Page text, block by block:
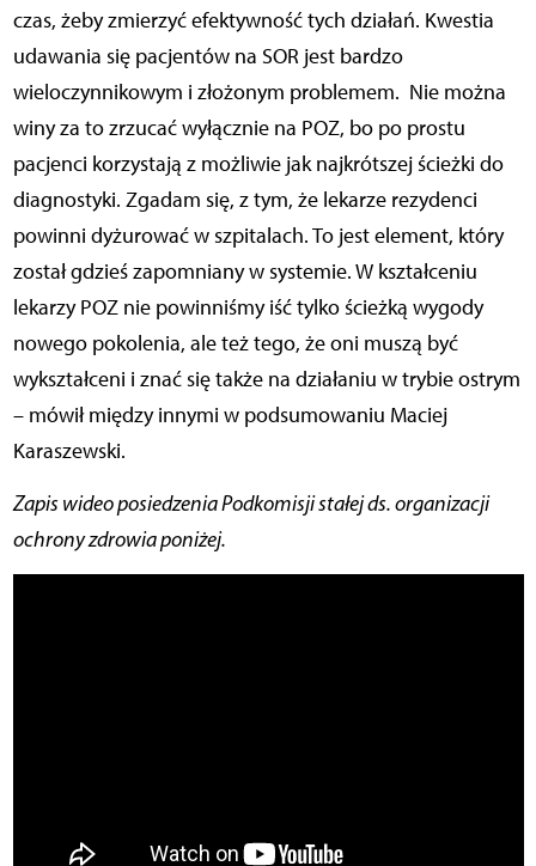
czas, żeby zmierzyć efektywność tych działań. Kwestia
udawania się pacjentów na SOR jest bardzo
wieloczynnikowym i złożonym problemem. Nie można
winy za to zrzucać wyłącznie na POZ, bo po prostu
pacjenci korzystają z możliwie jak najkrótszej ścieżki do
diagnostyki. Zgadam się, z tym, że lekarze rezydenci
powinni dyżurować w szpitalach. To jest element, który
został gdzieś zapomniany w systemie. W kształceniu
lekarzy POZ nie powinniśmy iść tylko ścieżką wygody
nowego pokolenia, ale też tego, że oni muszą być
wykształceni i znać się także na działaniu w trybie ostrym
– mówił między innymi w podsumowaniu Maciej
Karaszewski.
Zapis wideo posiedzenia Podkomisji stałej ds. organizacji
ochrony zdrowia poniżej.